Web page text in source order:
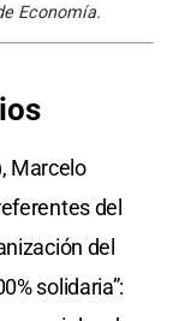
Economía.
Marcelo
del
del
solidaria”: